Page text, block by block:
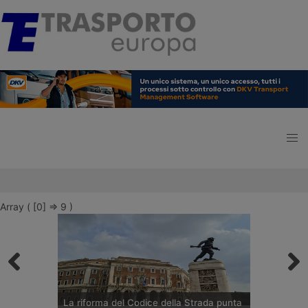
Array ( [0] => 9 )
La riforma del Codice della Strada punta